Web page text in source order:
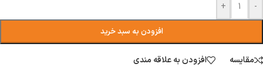
-
+
افزودن به سبد خرید
مقایسه افزودن به علاقه مندی